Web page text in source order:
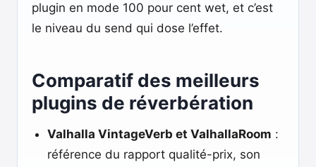
plugin en mode 100 pour cent wet, et c’est
le niveau du send qui dose l’effet.
Comparatif des meilleurs
plugins de réverbération
Valhalla VintageVerb et ValhallaRoom :
référence du rapport qualité-prix, son